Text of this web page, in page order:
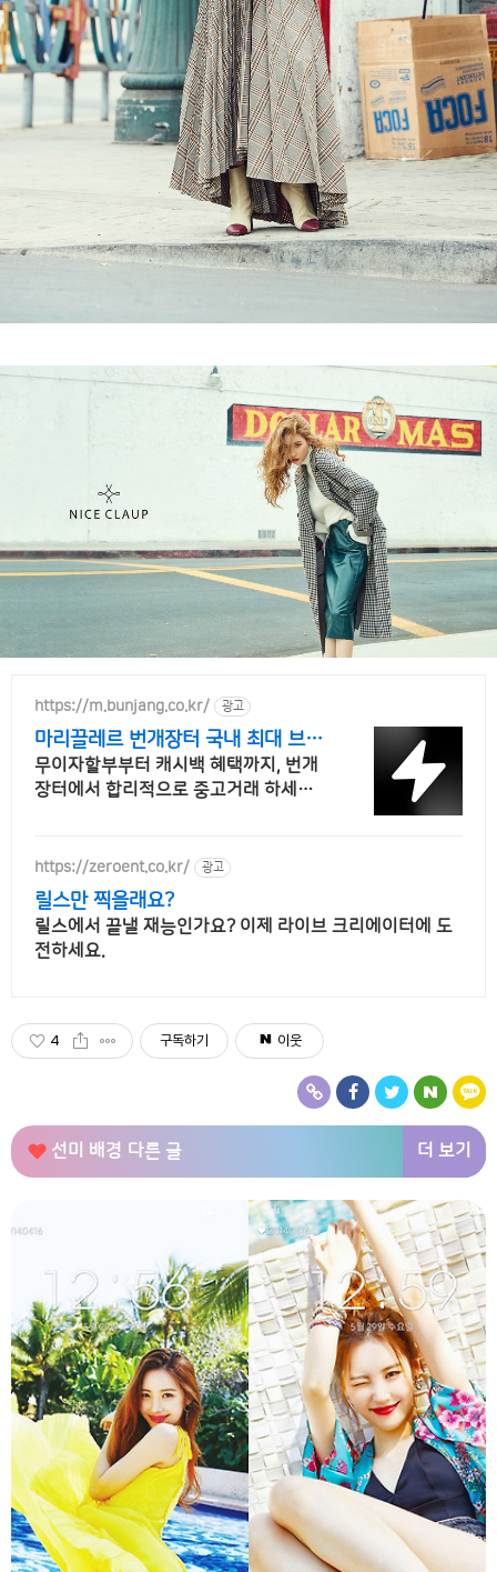
https://m.bunjang.co.kr/ 광고
마리끌레르 번개장터 국내 최대 브랜
드 중고거래
무이자할부부터 캐시백 혜택까지, 번개
장터에서 합리적으로 중고거래 하세요
드
https://zeroent.co.kr/ 광고
릴스만 찍을래요?
릴스에서 끝낼 재능인가요? 이제 라이브 크리에이터에 도
전하세요.
4 구독하기 이웃
선미 배경 다른 글 더 보기